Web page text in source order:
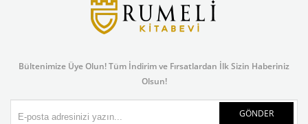
Bültenimize Üye Olun! Tüm İndirim ve Fırsatlardan İlk Sizin Haberiniz
Olsun!
GÖNDER